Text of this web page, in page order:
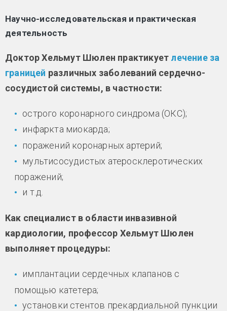
Научно-исследовательская и практическая
деятельность
Доктор Хельмут Шюлен практикует лечение за
границей различных заболеваний сердечно-
сосудистой системы, в частности:
острого коронарного синдрома (ОКС);
инфаркта миокарда;
поражений коронарных артерий;
мультисосудистых атеросклеротических
поражений;
и т.д.
Как специалист в области инвазивной
кардиологии, профессор Хельмут Шюлен
выполняет процедуры:
имплантации сердечных клапанов с
помощью катетера;
установки стентов прекардиальной пункции